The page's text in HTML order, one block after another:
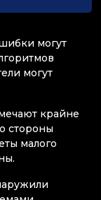
могут
могут
крайне
стороны
малого